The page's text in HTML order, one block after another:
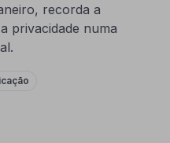
recorda a
privacidade numa